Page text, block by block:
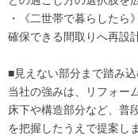
・《二世帯で暮らしたら
確保できる間取りへ再設
■見えない部分まで踏み
当社の強みは、リフォー
床下や構造部分など、普
を把握したうえで提案し